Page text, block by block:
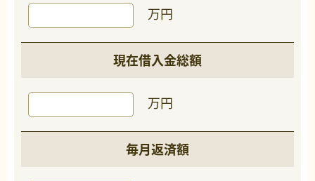
万円
現在借入金総額
万円
毎月返済額